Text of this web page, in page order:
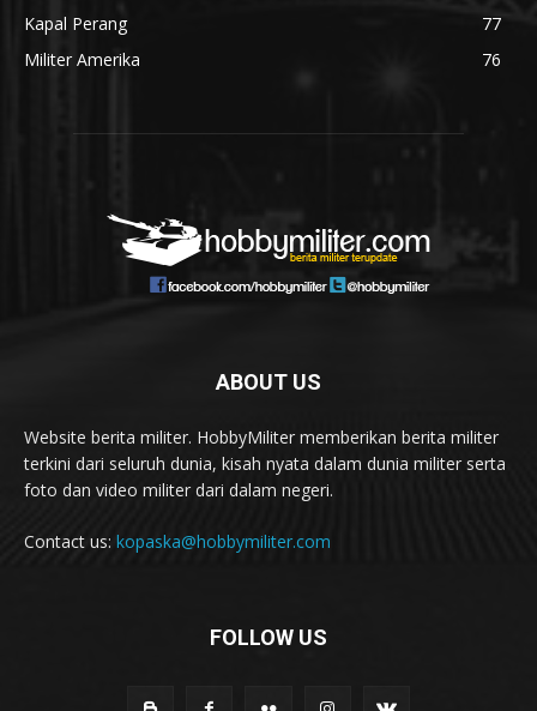
Kapal Perang
77
Militer Amerika
76
ABOUT US
Website berita militer. HobbyMiliter memberikan berita militer
terkini dari seluruh dunia, kisah nyata dalam dunia militer serta
foto dan video militer dari dalam negeri.
Contact us: kopaska@hobbymiliter.com
FOLLOW US